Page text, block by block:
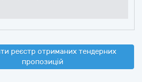
реєстр отриманих тендерних
пропозицій